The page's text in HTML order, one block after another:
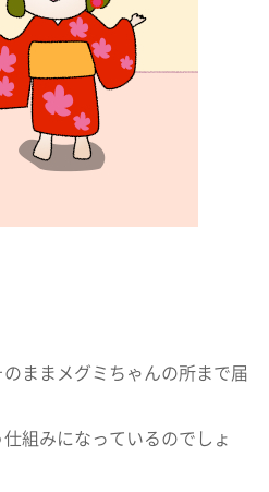
ままメグミちゃんの所まで届
組みになっているのでしょ